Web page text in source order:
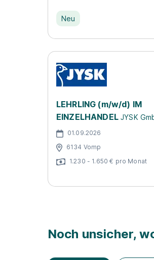
Neu
LEHRLING (m/w/d) IM
EINZELHANDELJYSK
01.09.2026
6134 Vomp
1.230 - 1.650 € pro Monat
Noch unsicher,